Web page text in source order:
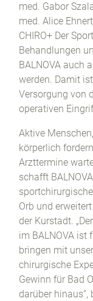
med. Gabor
med. Alice
CHIRO+ Der
Behandlungen
BALNOVA auch
werden. Damit
Versorgung von
operativen
Aktive
körperlich
Arzttermine
schafft
Orb und
der Kurstadt.
im BALNOVA ist
bringen mit
chirurgische
Gewinn für Bad
darüber